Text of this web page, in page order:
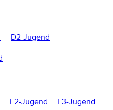
D2-Jugend
E2-Jugend E3-Jugend